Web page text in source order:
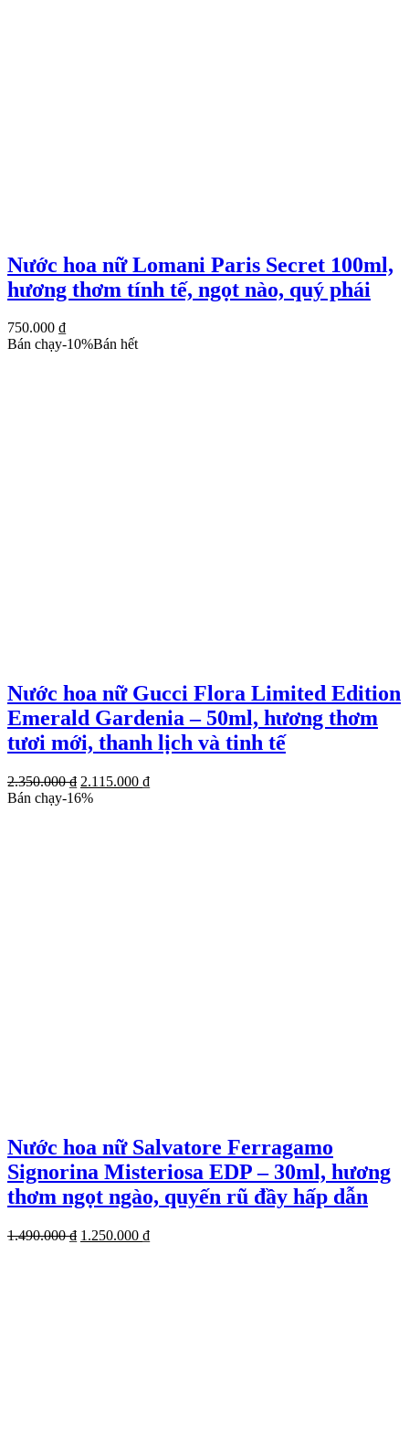
Nước hoa nữ Lomani Paris Secret 100ml,
hương thơm tính tế, ngọt nào, quý phái
750.000 ₫
Bán chạy-10%Bán hết
Nước hoa nữ Gucci Flora Limited Edition
Emerald Gardenia – 50ml, hương thơm
tươi mới, thanh lịch và tinh tế
2.350.000₫ Giá
gốc
2.115.000 ₫Giá
Bán chạy-16%
Nước hoa nữ Salvatore Ferragamo
Signorina Misteriosa EDP – 30ml, hương
thơm ngọt ngào, quyến rũ đầy hấp dẫn
1.490.000₫ Giá
1.250.000 ₫Giá